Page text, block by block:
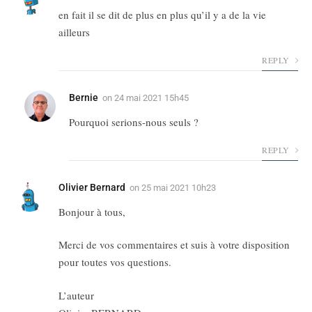
en fait il se dit de plus en plus qu’il y a de la vie
ailleurs
REPLY
Bernie on 24 mai 2021 15h45
Pourquoi serions-nous seuls ?
REPLY
Olivier Bernard on 25 mai 2021 10h23
Bonjour à tous,
Merci de vos commentaires et suis à votre disposition
pour toutes vos questions.
L’auteur